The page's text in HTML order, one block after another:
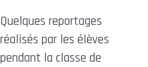
Quelques reportages
réalisés par les élèves
pendant la classe de